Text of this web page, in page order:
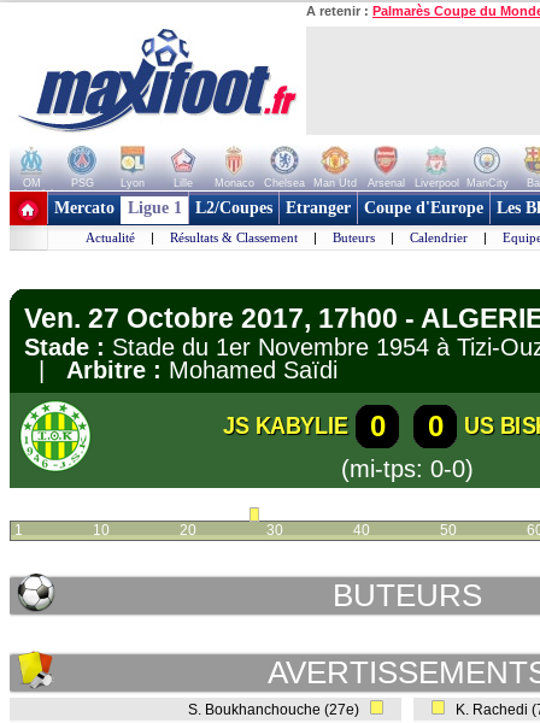
A retenir : Palmarès Coupe du
OM PSG Lyon Lille Monaco Chelsea Man Utd Arsenal Liverpool ManCity
+ de clubs
Mercato Ligue 1 L2/Coupes Etranger Coupe d'Europe Les
Actualité | Résultats & Classement | Buteurs | Calendrier |
Ven. 27 Octobre 2017, 17h00 -
Stade : Stade du 1er Novembre 1954 à Tizi-
Arbitre : Mohamed Saïdi
JS KABYLIE 0 0
US
(mi-tps: 0-0)
1 10 20 30 40 50
BUTEURS
S. Boukhanchouche (27e)
K. Rachedi